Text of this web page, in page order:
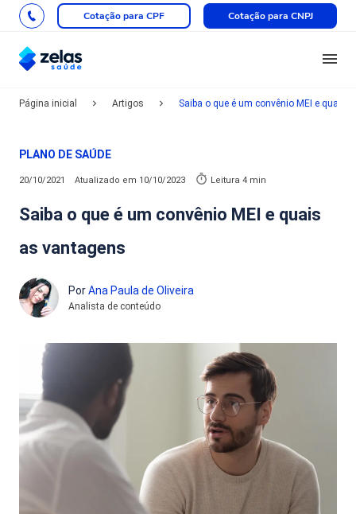
Cotação para CPF Cotação para CNPJ
Página inicial Artigos Saiba o que é um convênio MEI e quais
PLANO DE SAÚDE
20/10/2021 Atualizado em 10/10/2023 Leitura 4 min
Saiba o que é um convênio MEI e quais
as vantagens
PorAna Paula de Oliveira
Analista de conteúdo